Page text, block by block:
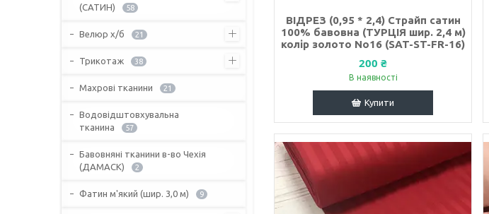
ВІДРЕЗ (0,95 * 2,4) Страйп сатин
100% бавовна (ТУРЦІЯ шир. 2,4 м)
колір золото No16 (SAT-ST-FR-16)
200 ₴
В наявності
Купити
(САТИН)
58
Велюр х/б 21
Трикотаж 38
Махрові тканини 21
Водовідштовхувальна
тканина
57
Бавовняні тканини в-во Чехія
(ДАМАСК)
2
Фатин м'який (шир. 3,0 м) 9